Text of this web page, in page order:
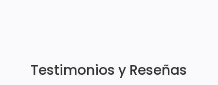
Testimonios y Reseñas